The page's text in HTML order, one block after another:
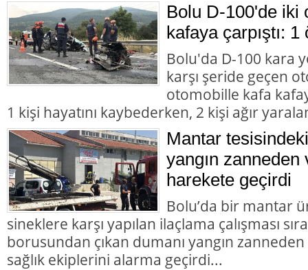
Bolu D-100'de iki
kafaya çarpıştı: 1
Bolu'da D-100 kara
karşı şeride geçen
otomobille kafa
1 kişi hayatını kaybederken, 2 kişi ağır
Mantar
yangın
harekete geçirdi
Bolu’da bir mantar
sineklere karşı yapılan ilaçlama çalışması
borusundan çıkan dumanı yangın
sağlık ekiplerini alarma geçirdi...